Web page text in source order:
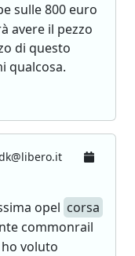
sulle 800 euro
avere il pezzo
di questo
qualcosa.
opel corsa
commonrail
voluto